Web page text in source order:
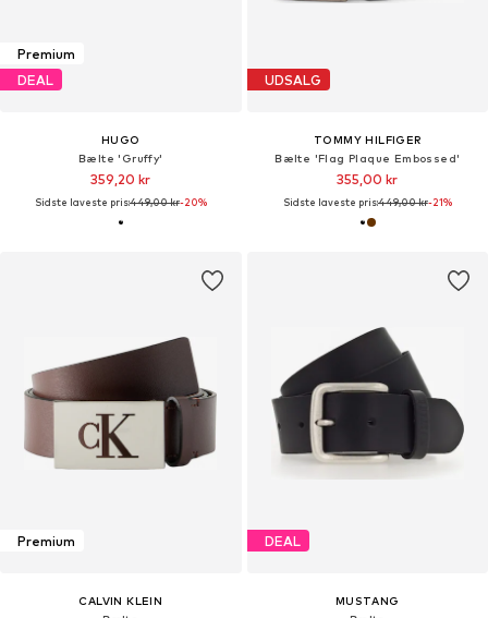
Premium
DEAL
HUGO
Bælte 'Gruffy'
359,20 kr
Sidste laveste pris:449,00 kr-20%
UDSALG
TOMMY HILFIGER
Bælte 'Flag Plaque Embossed'
355,00 kr
Sidste laveste pris:449,00 kr-21%
Premium
CALVIN KLEIN
DEAL
MUSTANG